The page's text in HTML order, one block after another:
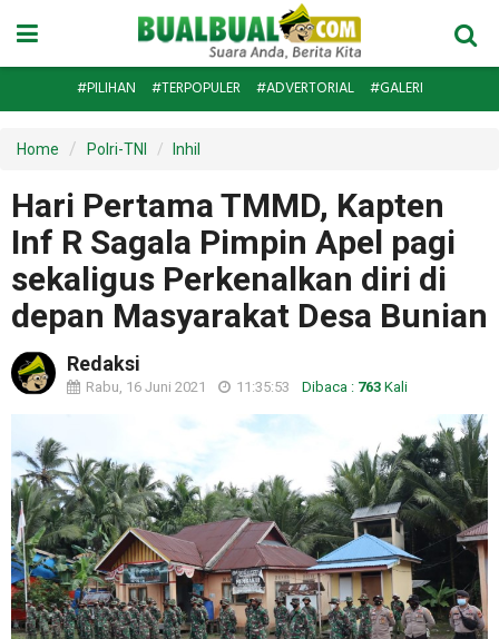
#PILIHAN #TERPOPULER #ADVERTORIAL #GALERI
Home Polri-TNI Inhil
Hari Pertama TMMD, Kapten
Inf R Sagala Pimpin Apel pagi
sekaligus Perkenalkan diri di
depan Masyarakat Desa Bunian
Redaksi
Rabu, 16 Juni 2021 11:35:53 Dibaca : 763 Kali